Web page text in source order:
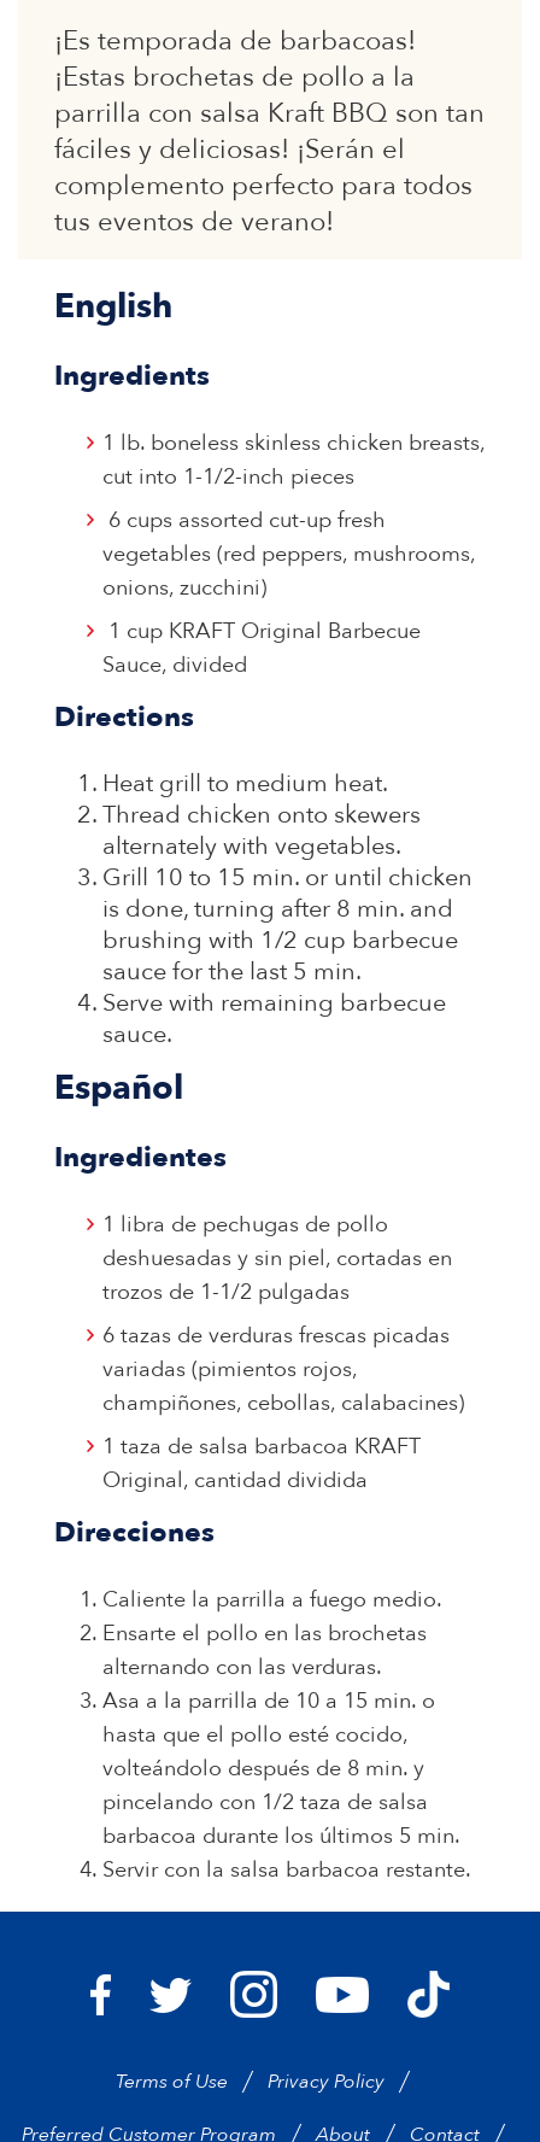
¡Es temporada de barbacoas!
¡Estas brochetas de pollo a la
parrilla con salsa Kraft BBQ son tan
fáciles y deliciosas! ¡Serán el
complemento perfecto para todos
tus eventos de verano!
English
Ingredients
1 lb. boneless skinless chicken breasts,
cut into 1-1/2-inch pieces
6 cups assorted cut-up fresh
vegetables (red peppers, mushrooms,
onions, zucchini)
1 cup KRAFT Original Barbecue
Sauce, divided
Directions
Heat grill to medium heat.
Thread chicken onto skewers
alternately with vegetables.
Grill 10 to 15 min. or until chicken
is done, turning after 8 min. and
brushing with 1/2 cup barbecue
sauce for the last 5 min.
Serve with remaining barbecue
sauce.
Español
Ingredientes
1 libra de pechugas de pollo
deshuesadas y sin piel, cortadas en
trozos de 1-1/2 pulgadas
6 tazas de verduras frescas picadas
variadas (pimientos rojos,
champiñones, cebollas, calabacines)
1 taza de salsa barbacoa KRAFT
Original, cantidad dividida
Direcciones
Caliente la parrilla a fuego medio.
Ensarte el pollo en las brochetas
alternando con las verduras.
Asa a la parrilla de 10 a 15 min. o
hasta que el pollo esté cocido,
volteándolo después de 8 min. y
pincelando con 1/2 taza de salsa
barbacoa durante los últimos 5 min.
Servir con la salsa barbacoa restante.
Bravo Supermarkets on Facebook
Bravo Supermarkets on Twitter
Bravo Supermarkets on
Bravo Bravo
Terms of Use
Privacy Policy
Preferred Customer Program
About Contact